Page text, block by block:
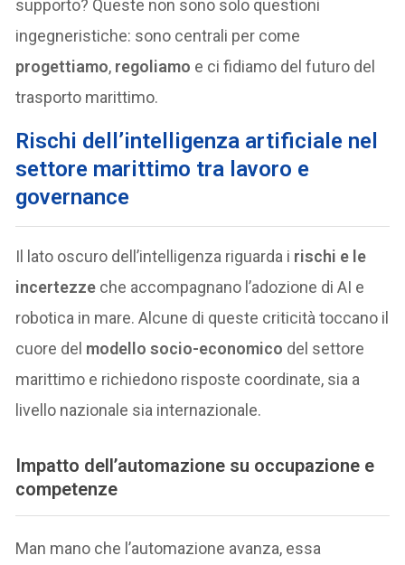
supporto? Queste non sono solo questioni
ingegneristiche: sono centrali per come
progettiamo, regoliamo e ci fidiamo del futuro del
trasporto marittimo.
Rischi dell’intelligenza artificiale nel
settore marittimo tra lavoro e
governance
Il lato oscuro dell’intelligenza riguarda i rischi e le
incertezze che accompagnano l’adozione di AI e
robotica in mare. Alcune di queste criticità toccano il
cuore del modello socio-economico del settore
marittimo e richiedono risposte coordinate, sia a
livello nazionale sia internazionale.
Impatto dell’automazione su occupazione e
competenze
Man mano che l’automazione avanza, essa